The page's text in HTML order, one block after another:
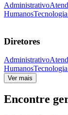
Administrativo
Humanos
Diretores
Administrativo
Humanos
Ver mais
Encontre